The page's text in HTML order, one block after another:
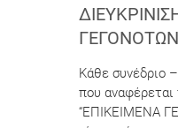
Κάθε συνέδριο
που
“ΕΠΙΚΕΙΜΕΝΑ